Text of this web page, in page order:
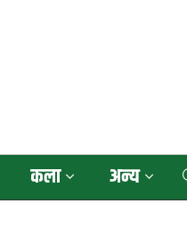
कला अन्य